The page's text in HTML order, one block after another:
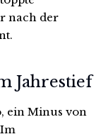
nach der
Jahrestief
ein Minus von